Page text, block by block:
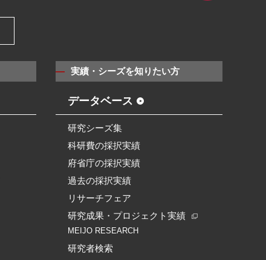
実績・シーズを知りたい方
データベース
研究シーズ集
科研費の採択実績
府省庁の採択実績
過去の採択実績
リサーチフェア
研究成果・プロジェクト実績
MEIJO RESEARCH
研究者検索